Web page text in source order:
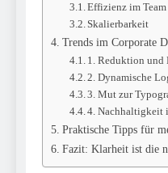
Effizienz im Team
Skalierbarkeit
Trends im Corporate
1. Reduktion und
2. Dynamische
3. Mut zur
4. Nachhaltigkeit
Praktische Tipps für
Fazit: Klarheit ist die